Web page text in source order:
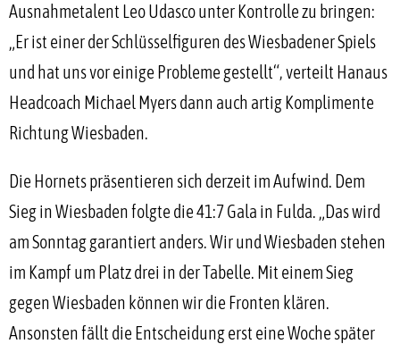
Ausnahmetalent Leo Udasco unter Kontrolle zu bringen:
„Er ist einer der Schlüsselfiguren des Wiesbadener Spiels
und hat uns vor einige Probleme gestellt“, verteilt Hanaus
Headcoach Michael Myers dann auch artig Komplimente
Richtung Wiesbaden.
Die Hornets präsentieren sich derzeit im Aufwind. Dem
Sieg in Wiesbaden folgte die 41:7 Gala in Fulda. „Das wird
am Sonntag garantiert anders. Wir und Wiesbaden stehen
im Kampf um Platz drei in der Tabelle. Mit einem Sieg
gegen Wiesbaden können wir die Fronten klären.
Ansonsten fällt die Entscheidung erst eine Woche später